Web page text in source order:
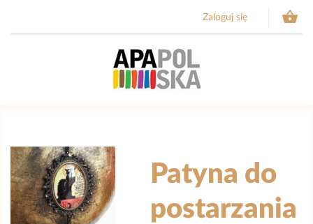
Zaloguj się 
Patyna do
postarzania